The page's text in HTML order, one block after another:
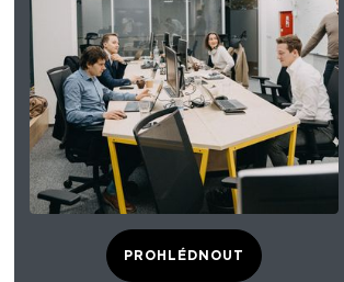
PROHLÉDNOUT